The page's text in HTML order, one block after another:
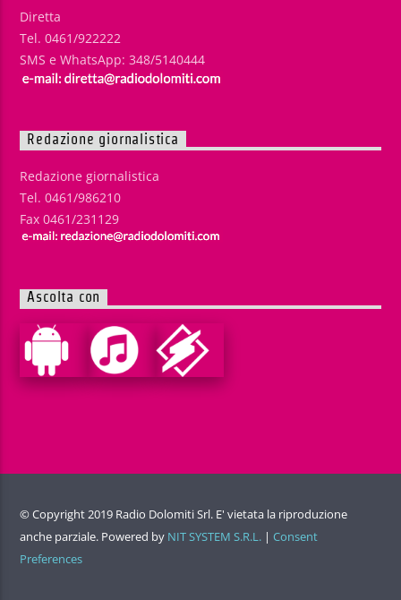
Diretta
Tel. 0461/922222
SMS e WhatsApp: 348/5140444
Redazione giornalistica
Redazione giornalistica
Tel. 0461/986210
Fax 0461/231129
Ascolta con
© Copyright 2019 Radio Dolomiti Srl. E' vietata la riproduzione
anche parziale. Powered by NIT SYSTEM S.R.L. | Consent
Preferences